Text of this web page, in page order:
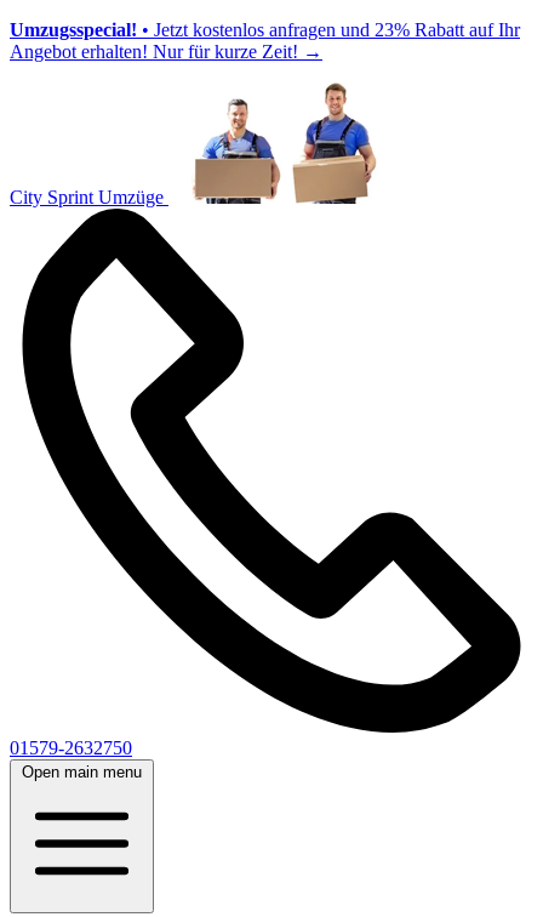
Umzugsspecial! • Jetzt kostenlos anfragen und 23% Rabatt auf Ihr
Angebot erhalten! Nur für kurze Zeit! →
City Sprint Umzüge
01579-2632750
Open main menu